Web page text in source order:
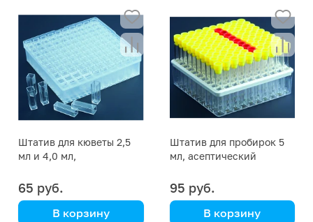
Штатив для кюветы 2,5
мл и 4,0 мл,
65 руб.
В корзину
Штатив для пробирок 5
мл, асептический
95 руб.
В корзину